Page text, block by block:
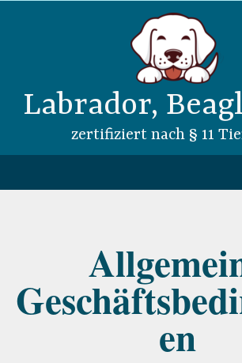
Labrador,
zertifiziert nach § 11
en